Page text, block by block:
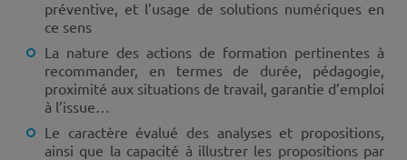
préventive, et l’usage de solutions numériques en
ce sens
La nature des actions de formation pertinentes à
recommander, en termes de durée, pédagogie,
proximité aux situations de travail, garantie d’emploi
à l’issue…
Le caractère évalué des analyses et propositions,
ainsi que la capacité à illustrer les propositions par